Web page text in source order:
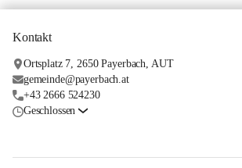
Kontakt
Ortsplatz 7, 2650 Payerbach, AUT
gemeinde@payerbach.at
+43 2666 524230
Geschlossen